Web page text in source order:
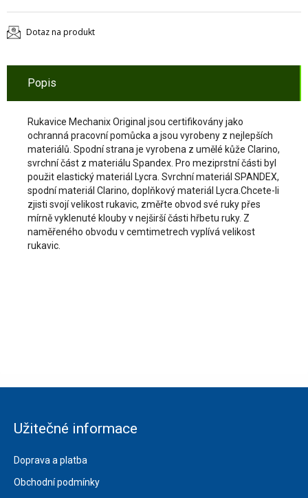
Dotaz na produkt
Popis
Rukavice Mechanix Original jsou certifikovány jako
ochranná pracovní pomůcka a jsou vyrobeny z nejlepších
materiálů. Spodní strana je vyrobena z umělé kůže Clarino,
svrchní část z materiálu Spandex. Pro meziprstní části byl
použit elastický materiál Lycra. Svrchní materiál SPANDEX,
spodní materiál Clarino, doplňkový materiál Lycra.Chcete-li
zjisti svojí velikost rukavic, změřte obvod své ruky přes
mírně vyklenuté klouby v nejširší části hřbetu ruky. Z
naměřeného obvodu v cemtimetrech vyplívá velikost
rukavic.
Užitečné informace
Doprava a platba
Obchodní podmínky